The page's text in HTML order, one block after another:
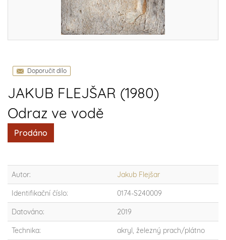
Doporučit dílo
JAKUB FLEJŠAR (1980)
Odraz ve vodě
Prodáno
Autor: Jakub Flejšar
Identifikační číslo: 0174-S240009
Datováno: 2019
Technika: akryl, železný prach/plátno